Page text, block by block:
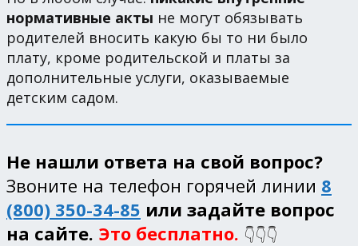
нормативные акты не могут обязывать
родителей вносить какую бы то ни было
плату, кроме родительской и платы за
дополнительные услуги, оказываемые
детским садом.
Не нашли ответа на свой вопрос?
Звоните на телефон горячей линии 8
(800) 350-34-85 или задайте вопрос
на сайте. Это бесплатно. 👇👇👇